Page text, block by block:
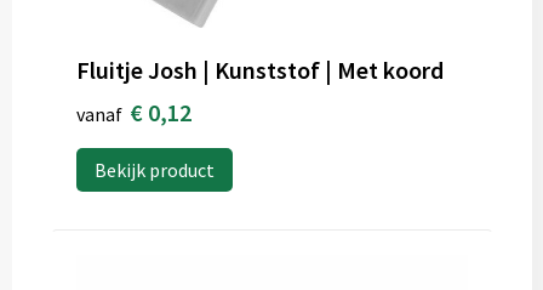
Fluitje Josh | Kunststof | Met koord
vanaf € 0,12
Bekijk product